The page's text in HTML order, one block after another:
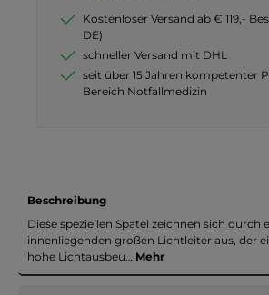
Kostenloser Versand ab € 119,-
DE)
schneller Versand mit DHL
seit über 15 Jahren kompetenter
Bereich Notfallmedizin
Beschreibung
Diese speziellen Spatel zeichnen sich durch
innenliegenden großen Lichtleiter aus, der
hohe Lichtausbeu… Mehr